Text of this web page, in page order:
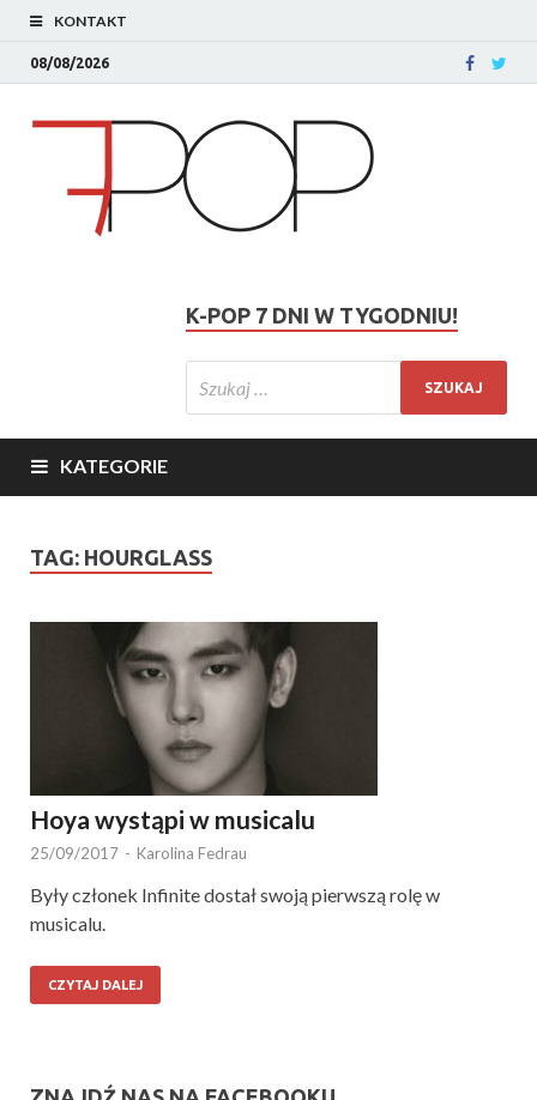
KONTAKT
08/08/2026
K-POP 7 DNI W TYGODNIU!
KATEGORIE
TAG: HOURGLASS
Hoya wystąpi w musicalu
25/09/2017 - Karolina Fedrau
Były członek Infinite dostał swoją pierwszą rolę w
musicalu.
CZYTAJ DALEJ